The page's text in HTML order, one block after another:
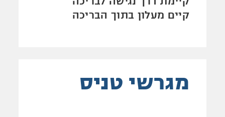
קיים מעלון בתוך הבריכה
מגרשי טניס